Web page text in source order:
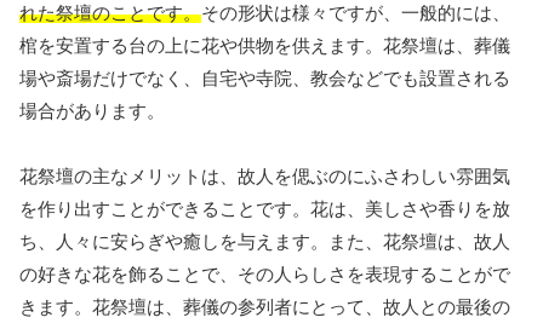
れた祭壇のことです。その形状は様々ですが、一般的には、
棺を安置する台の上に花や供物を供えます。花祭壇は、葬儀
場や斎場だけでなく、自宅や寺院、教会などでも設置される
場合があります。
花祭壇の主なメリットは、故人を偲ぶのにふさわしい雰囲気
を作り出すことができることです。花は、美しさや香りを放
ち、人々に安らぎや癒しを与えます。また、花祭壇は、故人
の好きな花を飾ることで、その人らしさを表現することがで
きます。花祭壇は、葬儀の参列者にとって、故人との最後の